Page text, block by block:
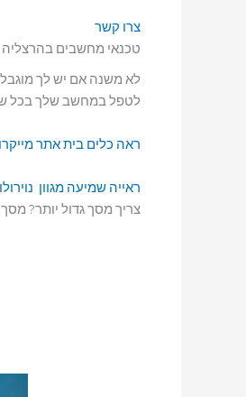
צרו קשר
טכנאי מחשבים
לטפל במחשב שלך בכל
ראה כלים בית אתר
ראייה שמיעהמגוון
צריך מסך גדול יותר? מסך